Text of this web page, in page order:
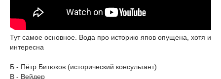
Тут самое основное. Вода про историю япов опущена, хотя и
интересна
Б - Пётр Битюков (исторический консультант)
В - Вейдер